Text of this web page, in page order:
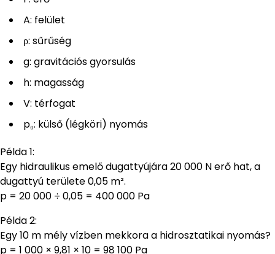
A: felület
ρ: sűrűség
g: gravitációs gyorsulás
h: magasság
V: térfogat
p₀: külső (légköri) nyomás
Példa 1:
Egy hidraulikus emelő dugattyújára 20 000 N erő hat, a
dugattyú területe 0,05 m².
p = 20 000 ÷ 0,05 = 400 000 Pa
Példa 2:
Egy 10 m mély vízben mekkora a hidrosztatikai nyomás?
p = 1 000 × 9,81 × 10 = 98 100 Pa